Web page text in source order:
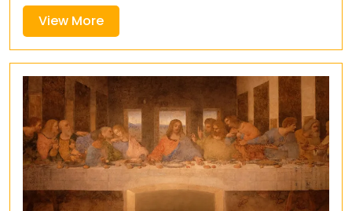
View MoreView
More